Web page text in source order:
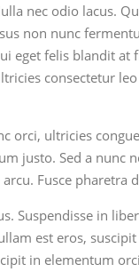
nec odio lacus.
non nunc
eget felis blandit
consectetur
orci, ultricies
justo. Sed a nunc
Fusce pharetra
Suspendisse in
est eros,
in elementum